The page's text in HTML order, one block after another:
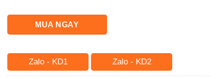
MUA NGAY
Zalo - KD1 Zalo - KD2